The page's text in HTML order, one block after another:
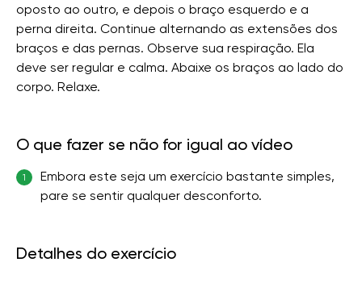
oposto ao outro, e depois o braço esquerdo e a
perna direita. Continue alternando as extensões dos
braços e das pernas. Observe sua respiração. Ela
deve ser regular e calma. Abaixe os braços ao lado do
corpo. Relaxe.
O que fazer se não for igual ao vídeo
1
Embora este seja um exercício bastante simples,
pare se sentir qualquer desconforto.
Detalhes do exercício